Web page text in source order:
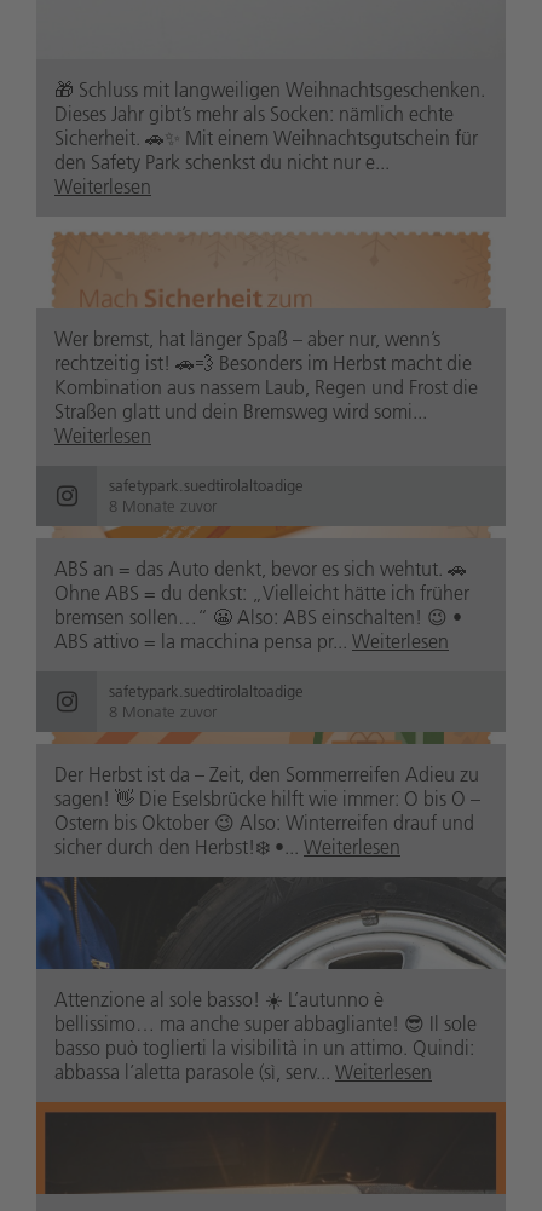
safetypark.suedtirolaltoadige
8 Monate zuvor
🎁 Schluss mit langweiligen Weihnachtsgeschenken.
Dieses Jahr gibt’s mehr als Socken: nämlich echte
Sicherheit. 🚗✨ Mit einem Weihnachtsgutschein für
den Safety Park schenkst du nicht nur e...
Weiterlesen
safetypark.suedtirolaltoadige
8 Monate zuvor
Wer bremst, hat länger Spaß – aber nur, wenn’s
rechtzeitig ist! 🚗💨 Besonders im Herbst macht die
Kombination aus nassem Laub, Regen und Frost die
Straßen glatt und dein Bremsweg wird somi...
Weiterlesen
safetypark.suedtirolaltoadige
8 Monate zuvor
ABS an = das Auto denkt, bevor es sich wehtut. 🚗
Ohne ABS = du denkst: „Vielleicht hätte ich früher
bremsen sollen…“ 😬 Also: ABS einschalten! 😉 •
ABS attivo = la macchina pensa pr... Weiterlesen
safetypark.suedtirolaltoadige
8 Monate zuvor
Der Herbst ist da – Zeit, den Sommerreifen Adieu zu
sagen! 👋 Die Eselsbrücke hilft wie immer: O bis O –
Ostern bis Oktober 😉 Also: Winterreifen drauf und
sicher durch den Herbst!❄️ •... Weiterlesen
Attenzione al sole basso! ☀️ L’autunno è
bellissimo… ma anche super abbagliante! 😎 Il sole
basso può toglierti la visibilità in un attimo. Quindi:
abbassa l’aletta parasole (sì, serv... Weiterlesen